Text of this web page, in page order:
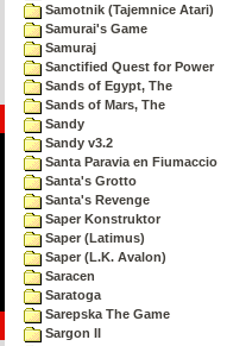
Samotnik (Tajemnice Atari)
Samurai's Game
Samuraj
Sanctified Quest for Power
Sands of Egypt, The
Sands of Mars, The
Sandy
Sandy v3.2
Santa Paravia en Fiumaccio
Santa's Grotto
Santa's Revenge
Saper Konstruktor
Saper (Latimus)
Saper (L.K. Avalon)
Saracen
Saratoga
Sarepska The Game
Sargon II